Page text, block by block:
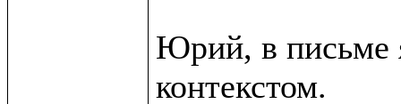
Юрий, в письме
контекстом.